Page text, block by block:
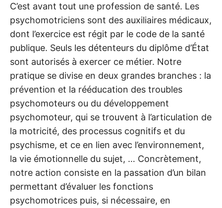
C’est avant tout une profession de santé. Les
psychomotriciens sont des auxiliaires médicaux,
dont l’exercice est régit par le code de la santé
publique. Seuls les détenteurs du diplôme d’État
sont autorisés à exercer ce métier. Notre
pratique se divise en deux grandes branches : la
prévention et la rééducation des troubles
psychomoteurs ou du développement
psychomoteur, qui se trouvent à l’articulation de
la motricité, des processus cognitifs et du
psychisme, et ce en lien avec l’environnement,
la vie émotionnelle du sujet, … Concrètement,
notre action consiste en la passation d’un bilan
permettant d’évaluer les fonctions
psychomotrices puis, si nécessaire, en